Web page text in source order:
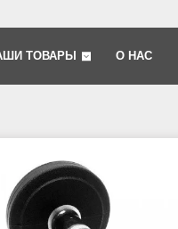
ТОВАРЫ О НАС